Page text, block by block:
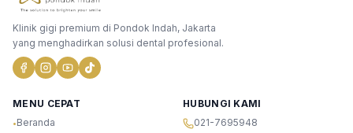
Klinik gigi premium di Pondok Indah, Jakarta
yang menghadirkan solusi dental profesional.
MENU CEPAT
•Beranda
HUBUNGI KAMI
021-7695948